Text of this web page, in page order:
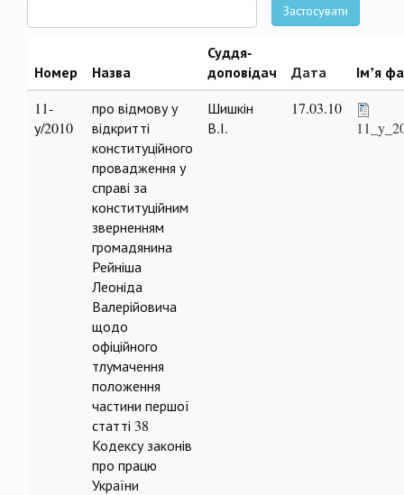
Застосувати
Номер Назва
Суддя-
доповідач
Дата Ім’я
11-
у/2010
про відмову у
відкритті
конституційного
провадження у
справі за
конституційним
зверненням
громадянина
Рейніша
Леоніда
Валерійовича
щодо
офіційного
тлумачення
положення
частини першої
статті 38
Кодексу законів
про працю
України
Шишкін
В.І.
17.03.10